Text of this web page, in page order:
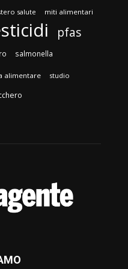
salute miti alimentari
pfas
salmonella
alimentare studio